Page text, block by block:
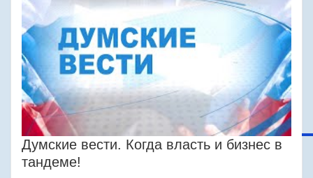
Думские вести. Когда власть и бизнес в
тандеме!